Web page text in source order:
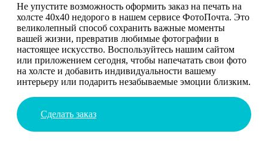
Не упустите возможность оформить заказ на печать на
холсте 40х40 недорого в нашем сервисе ФотоПочта. Это
великолепный способ сохранить важные моменты
вашей жизни, превратив любимые фотографии в
настоящее искусство. Воспользуйтесь нашим сайтом
или приложением сегодня, чтобы напечатать свои фото
на холсте и добавить индивидуальности вашему
интерьеру или подарить незабываемые эмоции близким.
Сделать заказ